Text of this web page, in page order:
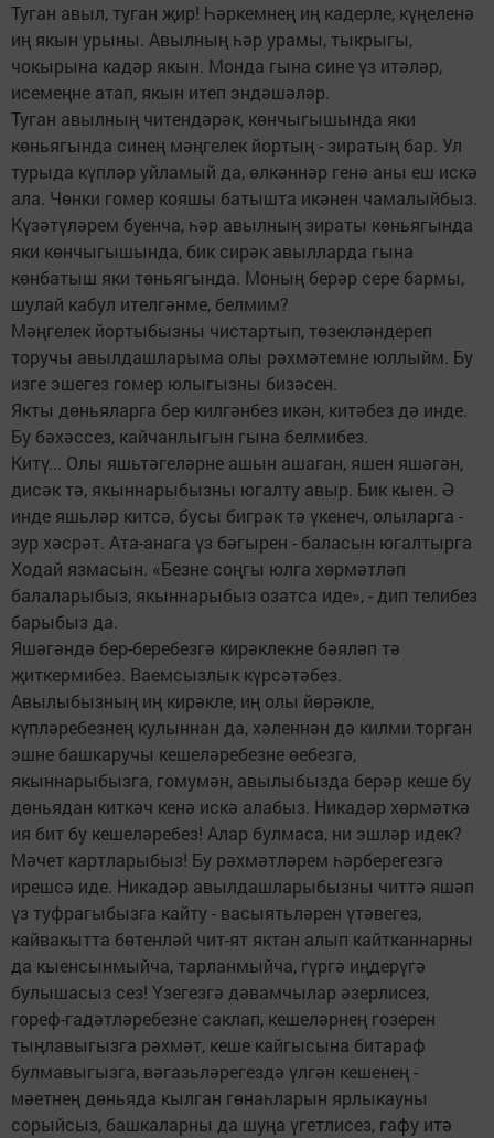
Туган авыл, туган җир! Һәркемнең иң кадерле, күңеленә
иң якын урыны. Авылның һәр урамы, тыкрыгы,
чокырына кадәр якын. Монда гына сине үз итәләр,
исемеңне атап, якын итеп эндәшәләр.
Туган авылның читендәрәк, көнчыгышында яки
көньягында синең мәңгелек йортың - зиратың бар. Ул
турыда күпләр уйламый да, өлкәннәр генә аны еш искә
ала. Чөнки гомер кояшы батышта икәнен чамалыйбыз.
Күзәтүләрем буенча, һәр авылның зираты көньягында
яки көнчыгышында, бик сирәк авылларда гына
көнбатыш яки төньягында. Моның берәр сере бармы,
шулай кабул ителгәнме, белмим?
Мәңгелек йортыбызны чис­тартып, төзекләндереп
торучы авылдашларыма олы рәхмәтемне юллыйм. Бу
изге эшегез гомер юлыгызны бизәсен.
Якты дөньяларга бер килгәнбез икән, китәбез дә инде.
Бу бәхәссез, кайчанлыгын гына белмибез.
Китү... Олы яшьтәгеләрне ашын ашаган, яшен яшәгән,
дисәк тә, якыннарыбызны югалту авыр. Бик кыен. Ә
инде яшьләр китсә, бусы бигрәк тә үкенеч, олыларга -
зур хәсрәт. Ата-анага үз бәгырен - баласын югалтырга
Ходай язмасын. «Безне соңгы юлга хөрмәтләп
балаларыбыз, якыннарыбыз озатса иде», - дип телибез
барыбыз да.
Яшәгәндә бер-беребезгә ки­рәк­­лекне бәяләп тә
җиткермибез. Ваемсызлык күрсәтәбез.
Авылыбызның иң кирәкле, иң олы йөрәкле,
күпләребезнең кулыннан да, хәленнән дә килми торган
эшне башкаручы кешеләребезне өебезгә,
якыннарыбызга, гомумән, авылыбызда берәр кеше бу
дөньядан киткәч кенә искә алабыз. Никадәр хөрмәткә
ия бит бу кешеләребез! Алар булмаса, ни эшләр идек?
Мәчет картларыбыз! Бу рәхмәтләрем һәрберегезгә
ирешсә иде. Никадәр авылдашларыбызны читтә яшәп
үз туфрагыбызга кайту - васыятьләрен үтәвегез,
кайвакытта бөтенләй чит-ят яктан алып кайт­каннарны
да кыенсынмыйча, тарланмыйча, гүргә иңдерүгә
булышасыз сез! Үзегезгә дәвамчылар әзерлисез,
гореф-гадәтләребезне саклап, кешеләрнең гозерен
тыңлавыгызга рәхмәт, кеше кайгысына битараф
булмавыгызга, вәгазьләрегездә үлгән кешенең -
мәетнең дөнья­да кылган гөнаһларын ярлыкауны
сорыйсыз, башкаларны да шуңа үгетлисез, гафу итә